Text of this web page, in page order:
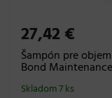
27,42 €
Šampón pre
Bond
Skladom 7 ks